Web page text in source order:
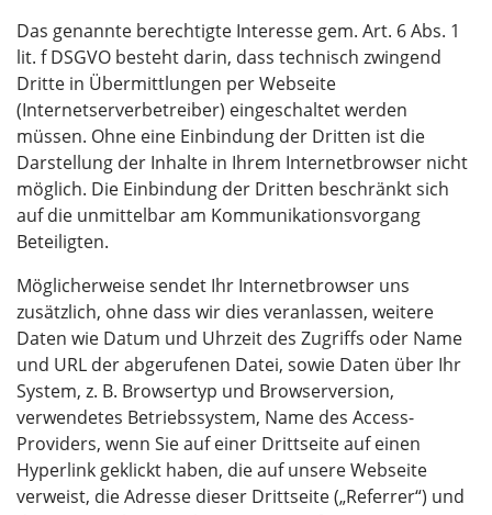
Das genannte berechtigte Interesse gem. Art. 6 Abs. 1
lit. f DSGVO besteht darin, dass technisch zwingend
Dritte in Übermittlungen per Webseite
(Internetserverbetreiber) eingeschaltet werden
müssen. Ohne eine Einbindung der Dritten ist die
Darstellung der Inhalte in Ihrem Internetbrowser nicht
möglich. Die Einbindung der Dritten beschränkt sich
auf die unmittelbar am Kommunikationsvorgang
Beteiligten.
Möglicherweise sendet Ihr Internetbrowser uns
zusätzlich, ohne dass wir dies veranlassen, weitere
Daten wie Datum und Uhrzeit des Zugriffs oder Name
und URL der abgerufenen Datei, sowie Daten über Ihr
System, z. B. Browsertyp und Browserversion,
verwendetes Betriebssystem, Name des Access-
Providers, wenn Sie auf einer Drittseite auf einen
Hyperlink geklickt haben, die auf unsere Webseite
verweist, die Adresse dieser Drittseite („Referrer“) und